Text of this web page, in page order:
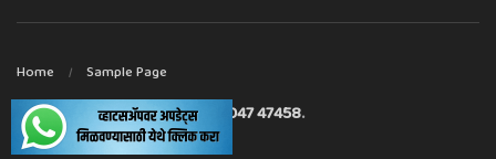
Home Sample Page
मुख्य संपादक महेश पाटील : +91 94047 47458.